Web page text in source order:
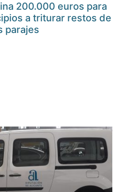
200.000 euros para
a triturar restos de
parajes